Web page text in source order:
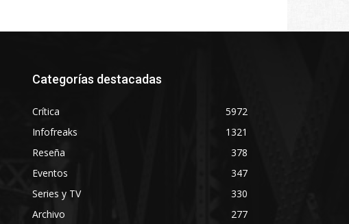
Categorías destacadas
Crítica
5972
Infofreaks
1321
Reseña
378
Eventos
347
Series y TV
330
Archivo
277